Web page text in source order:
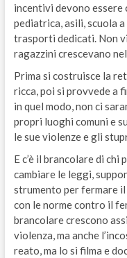
incentivi devono essere
pediatrica, asili, scuola
trasporti dedicati. Non
ragazzini crescevano
Prima si costruisce la
ricca, poi si provvede a
in quel modo, non ci
propri luoghi comuni e
le sue violenze e gli
E c’è il brancolare di
cambiare le leggi,
strumento per fermare il
con le norme contro il
brancolare crescono
violenza, ma anche
reato, ma lo si filma e